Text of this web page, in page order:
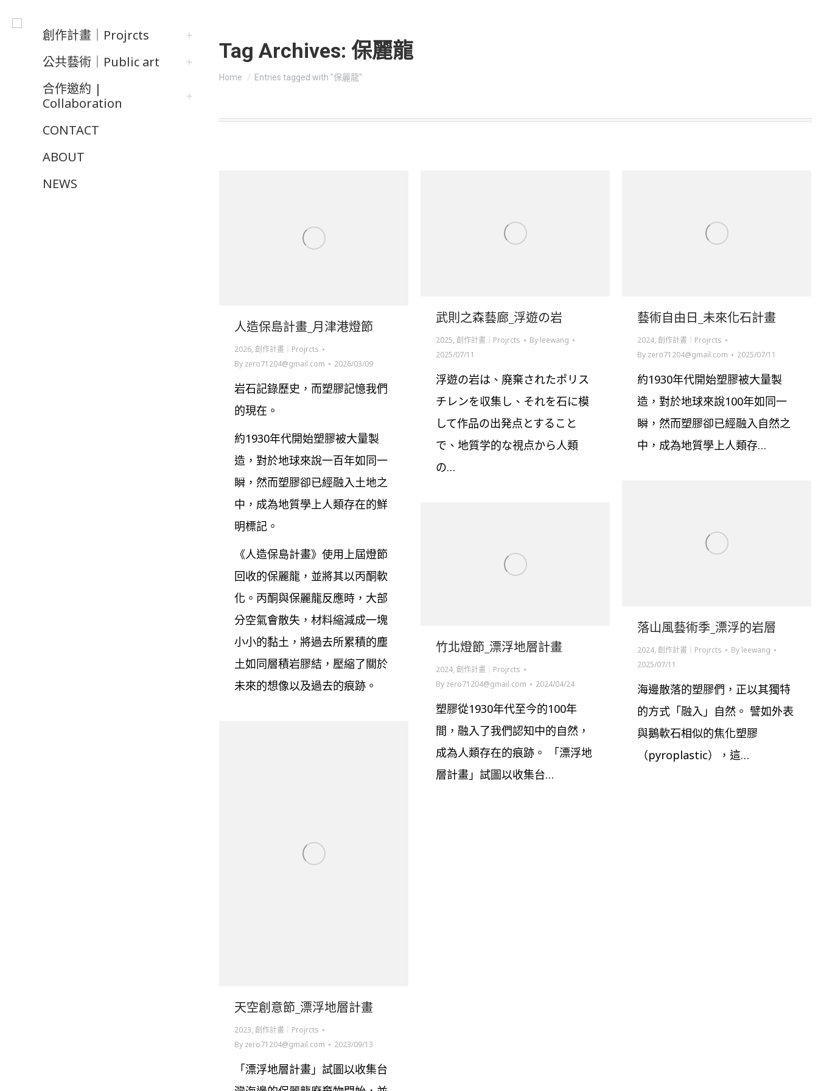
創作計畫｜Projrcts
公共藝術｜Public art
合作邀約 |
Collaboration
CONTACT
ABOUT
NEWS
Tag Archives: 保麗龍
You are here:
Home Entries tagged with "保麗龍"
人造保島計畫_月津港燈節
2026, 創作計畫｜Projrcts
By zero71204@gmail.com 2026/03/09
岩石記錄歷史，而塑膠記憶我們
的現在。
約1930年代開始塑膠被大量製
造，對於地球來說一百年如同一
瞬，然而塑膠卻已經融入土地之
中，成為地質學上人類存在的鮮
明標記。
《人造保島計畫》使用上屆燈節
回收的保麗龍，並將其以丙酮軟
化。丙酮與保麗龍反應時，大部
分空氣會散失，材料縮減成一塊
小小的黏土，將過去所累積的塵
土如同層積岩膠結，壓縮了關於
未來的想像以及過去的痕跡。
武則之森藝廊_浮遊の岩
2025, 創作計畫｜Projrcts By leewang
2025/07/11
浮遊の岩は、廃棄されたポリス
チレンを収集し、それを石に模
して作品の出発点とすること
で、地質学的な視点から人類
の…
藝術自由日_未來化石計畫
2024, 創作計畫｜Projrcts
By zero71204@gmail.com 2025/07/11
約1930年代開始塑膠被大量製
造，對於地球來說100年如同一
瞬，然而塑膠卻已經融入自然之
中，成為地質學上人類存…
落山風藝術季_漂浮的岩層
2024, 創作計畫｜Projrcts By leewang
2025/07/11
海邊散落的塑膠們，正以其獨特
的方式「融入」自然。 譬如外表
與鵝軟石相似的焦化塑膠
（pyroplastic），這…
竹北燈節_漂浮地層計畫
2024, 創作計畫｜Projrcts
By zero71204@gmail.com 2024/04/24
塑膠從1930年代至今的100年
間，融入了我們認知中的自然，
成為人類存在的痕跡。 「漂浮地
層計畫」試圖以收集台…
天空創意節_漂浮地層計畫
2023, 創作計畫｜Projrcts
By zero71204@gmail.com 2023/09/13
「漂浮地層計畫」試圖以收集台